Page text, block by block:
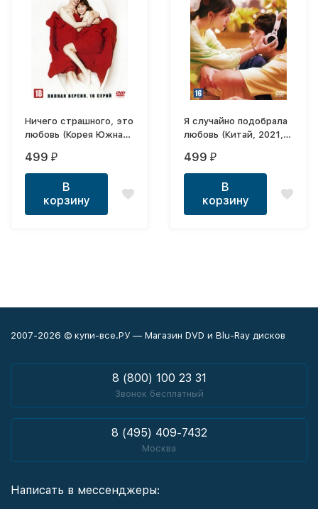
Ничего страшного, это
любовь (Корея Южная,
16 серий)
499 ₽
В
корзину
Я случайно подобрала
любовь (Китай, 2021,
серии)
499 ₽
В
корзину
2007-2026 © купи-все.РУ — Магазин DVD и Blu-Ray дисков
8 (800) 100 23 31
Звонок бесплатный
8 (495) 409-7432
Москва
Написать в мессенджеры: